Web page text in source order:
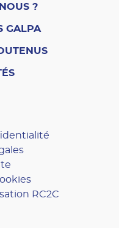
?
GALPA
RC2C